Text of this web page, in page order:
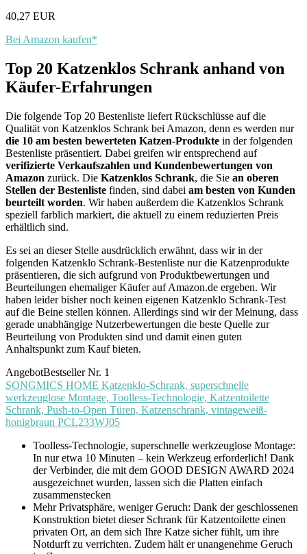
40,27 EUR
Bei Amazon kaufen*
Top 20 Katzenklos Schrank anhand von
Käufer-Erfahrungen
Die folgende Top 20 Bestenliste liefert Rückschlüsse auf die
Qualität von Katzenklos Schrank bei Amazon, denn es werden nur
die 10 am besten bewerteten Katzen-Produkte in der folgenden
Bestenliste präsentiert. Dabei greifen wir entsprechend auf
verifizierte Verkaufszahlen und Kundenbewertungen von
Amazon zurück. Die Katzenklos Schrank, die Sie an oberen
Stellen der Bestenliste finden, sind dabei am besten von Kunden
beurteilt worden. Wir haben außerdem die Katzenklos Schrank
speziell farblich markiert, die aktuell zu einem reduzierten Preis
erhältlich sind.
Es sei an dieser Stelle ausdrücklich erwähnt, dass wir in der
folgenden Katzenklo Schrank-Bestenliste nur die Katzenprodukte
präsentieren, die sich aufgrund von Produktbewertungen und
Beurteilungen ehemaliger Käufer auf Amazon.de ergeben. Wir
haben leider bisher noch keinen eigenen Katzenklo Schrank-Test
auf die Beine stellen können. Allerdings sind wir der Meinung, dass
gerade unabhängige Nutzerbewertungen die beste Quelle zur
Beurteilung von Produkten sind und damit einen guten
Anhaltspunkt zum Kauf bieten.
AngebotBestseller Nr. 1
SONGMICS HOME Katzenklo-Schrank, superschnelle
werkzeuglose Montage, Toolless-Technologie, Katzentoilette
Schrank, Push-to-Open Türen, Katzenschrank, vintageweiß-
honigbraun PCL233WJ05
Toolless-Technologie, superschnelle werkzeuglose Montage:
In nur etwa 10 Minuten – kein Werkzeug erforderlich! Dank
der Verbinder, die mit dem GOOD DESIGN AWARD 2024
ausgezeichnet wurden, lassen sich die Platten einfach
zusammenstecken
Mehr Privatsphäre, weniger Geruch: Dank der geschlossenen
Konstruktion bietet dieser Schrank für Katzentoilette einen
privaten Ort, an dem sich Ihre Katze sicher fühlt, um ihre
Notdurft zu verrichten. Zudem hält er unangenehme Geruch